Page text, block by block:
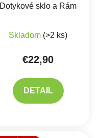
Dotykové sklo a Rám
Skladom (>2 ks)
€22,90
DETAIL